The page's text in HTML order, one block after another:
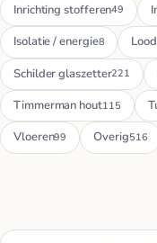
Inrichting stofferen49
Isolatie / energie8
Schilder glaszetter221
Timmerman hout115
Vloeren99 Overig516